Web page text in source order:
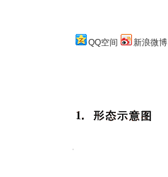
QQ空间 新浪微博